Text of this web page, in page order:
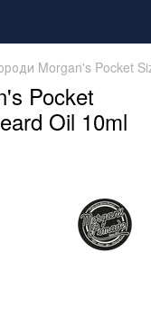
Morgan's Pocket
Pocket
Oil 10ml